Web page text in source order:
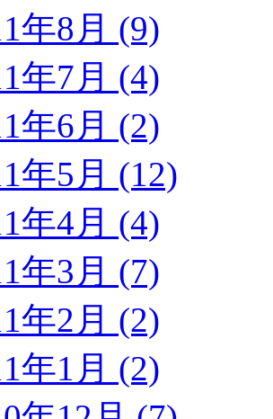
年8月 (9)
年7月 (4)
年6月 (2)
年5月 (12)
年4月 (4)
年3月 (7)
年2月 (2)
年1月 (2)